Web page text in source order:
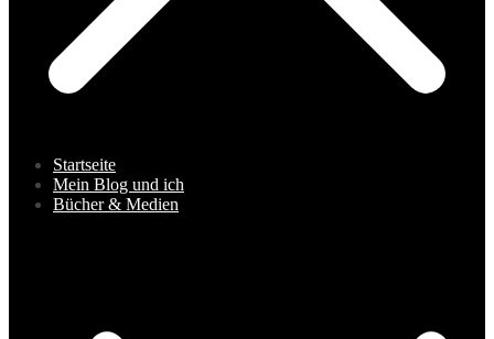
Startseite
Mein Blog und ich
Bücher & Medien